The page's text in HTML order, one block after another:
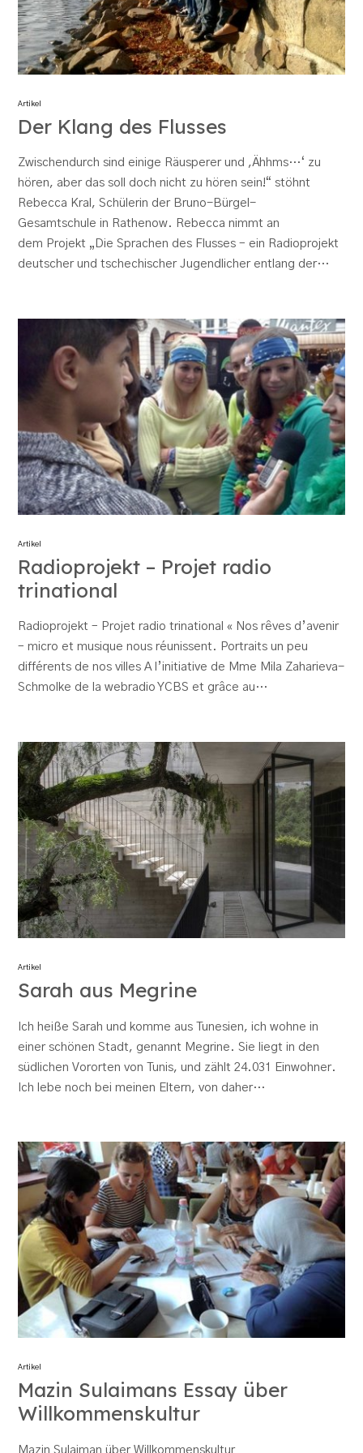
Artikel
Der Klang des Flusses
Zwischendurch sind einige Räusperer und ,Ähhms…‘ zu
hören, aber das soll doch nicht zu hören sein!“ stöhnt
Rebecca Kral, Schülerin der Bruno-Bürgel-
Gesamtschule in Rathenow. Rebecca nimmt an
dem Projekt „Die Sprachen des Flusses – ein Radioprojekt
deutscher und tschechischer Jugendlicher entlang der…
Artikel
Radioprojekt – Projet radio
trinational
Radioprojekt – Projet radio trinational « Nos rêves d’avenir
– micro et musique nous réunissent. Portraits un peu
différents de nos villes A l’initiative de Mme Mila Zaharieva-
Schmolke de la webradio YCBS et grâce au…
Artikel
Sarah aus Megrine
Ich heiße Sarah und komme aus Tunesien, ich wohne in
einer schönen Stadt, genannt Megrine. Sie liegt in den
südlichen Vororten von Tunis, und zählt 24.031 Einwohner.
Ich lebe noch bei meinen Eltern, von daher…
Artikel
Mazin Sulaimans Essay über
Willkommenskultur
Mazin Sulaiman über Willkommenskultur